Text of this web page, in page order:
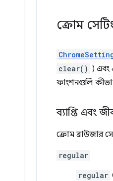
ক্রোম
clear() ) এবং
ফাংশনগুলি
ব্যাপ্তি এবং
ক্রোম ব্রাউজার
regular
regular